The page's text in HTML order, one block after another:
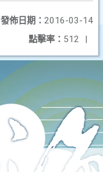
發佈日期： 2016-03-14
點擊率： 512 |